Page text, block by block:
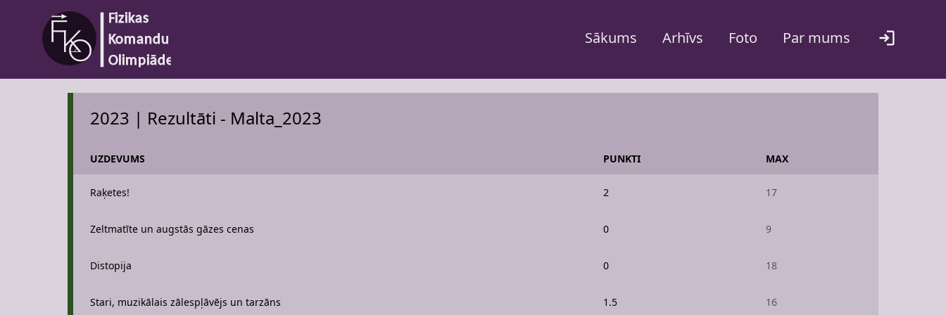
Sākums Arhīvs Foto Par mums
2023 | Rezultāti - Malta_2023
UZDEVUMS PUNKTI MAX
Raķetes! 2 17
Zeltmatīte un augstās gāzes cenas 0 9
Distopija 0 18
Stari, muzikālais zālespļāvējs un tarzāns 1.5 16